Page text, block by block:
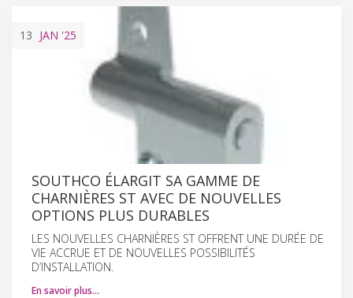
13 JAN '25
SOUTHCO ÉLARGIT SA GAMME DE
CHARNIÈRES ST AVEC DE NOUVELLES
OPTIONS PLUS DURABLES
LES NOUVELLES CHARNIÈRES ST OFFRENT UNE DURÉE DE
VIE ACCRUE ET DE NOUVELLES POSSIBILITÉS
D’INSTALLATION.
En savoir plus…